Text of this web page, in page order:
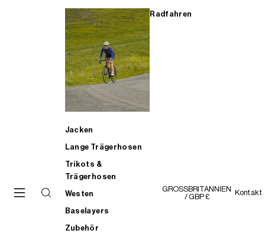
Radfahren
Jacken
Lange Trägerhosen
Trikots &
Trägerhosen
Westen
Baselayers
Zubehör
GROSSBRITANNIEN
/ GBP £
Kontakt